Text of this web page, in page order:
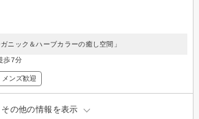
ニック＆ハーブカラーの癒し空間」
歩7分
メンズ歓迎
その他の情報を表示